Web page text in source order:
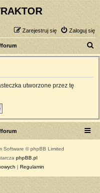
Zaloguj się
Zarejestruj się
z
utworzone przez tę
Software © phpBB Limited
phpBB.pl
| Regulamin